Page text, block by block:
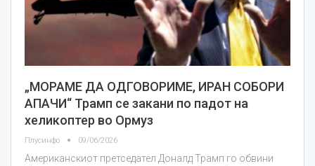
„МОРАМЕ ДА ОДГОВОРИМЕ, ИРАН СОБОРИ
АПАЧИ“ Трамп се закани по падот на
хеликоптер во Ормуз
Плусинфо 09/06/2026
Американскиот претседател Доналд Трамп го обвини